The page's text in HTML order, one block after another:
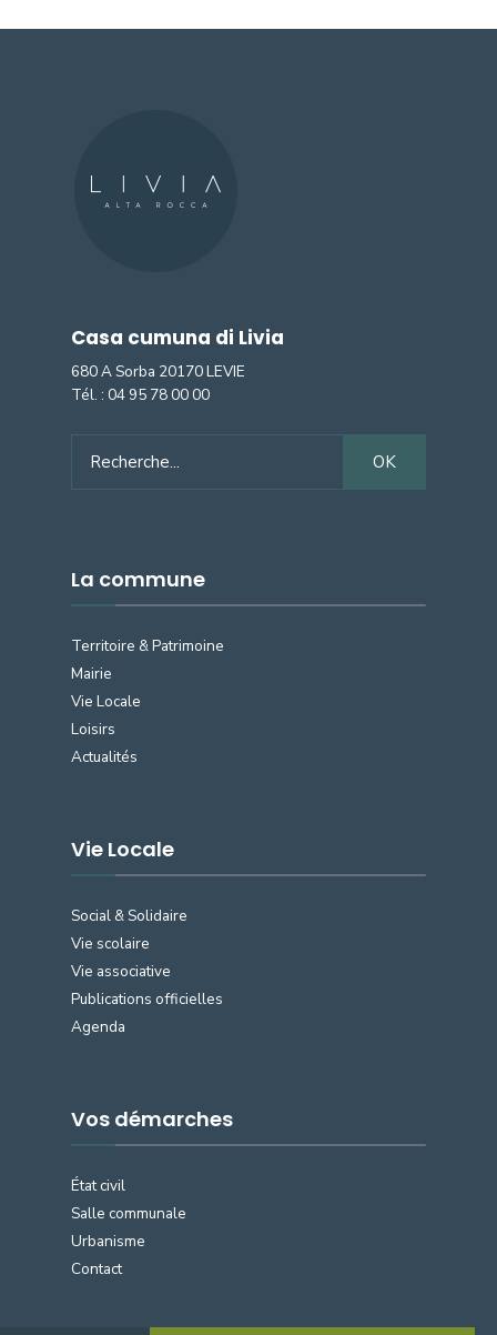
Casa cumuna di Livia
680 A Sorba 20170 LEVIE
Tél. : 04 95 78 00 00
for:
OK
La commune
Territoire & Patrimoine
Mairie
Vie Locale
Loisirs
Actualités
Vie Locale
Social & Solidaire
Vie scolaire
Vie associative
Publications officielles
Agenda
Vos démarches
État civil
Salle communale
Urbanisme
Contact